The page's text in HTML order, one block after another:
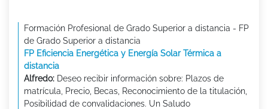
Formación Profesional de Grado Superior a distancia - FP
de Grado Superior a distancia
FP Eficiencia Energética y Energía Solar Térmica a
distancia
Alfredo: Deseo recibir información sobre: Plazos de
matrícula, Precio, Becas, Reconocimiento de la titulación,
Posibilidad de convalidaciones. Un Saludo